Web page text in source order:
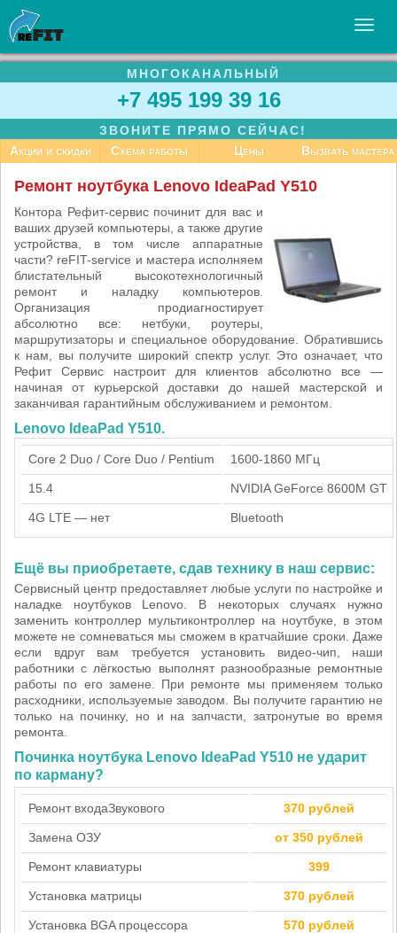
УСЛУГИ
БИЗНЕСУ
СТАТЬИ
МНОГОКАНАЛЬНЫЙ
+7 495 199 39 16
ЗВОНИТЕ ПРЯМО СЕЙЧАС!
Акции и скидки
Схема работы Цены Вызвать мастера
Ремонт ноутбука Lenovo IdeaPad Y510
Контора Рефит-сервис починит для вас и
ваших друзей компьютеры, а также другие
устройства, в том числе аппаратные
части? reFIT-service и мастера исполняем
блистательный высокотехнологичный
ремонт и наладку компьютеров.
Организация продиагностирует
абсолютно все: нетбуки, роутеры,
маршрутизаторы и специальное оборудование. Обратившись
к нам, вы получите широкий спектр услуг. Это означает, что
Рефит Сервис настроит для клиентов абсолютно все —
начиная от курьерской доставки до нашей мастерской и
заканчивая гарантийным обслуживанием и ремонтом.
Lenovo IdeaPad Y510.
Core 2 Duo / Core Duo / Pentium 1600-1860 МГц
15.4 NVIDIA GeForce 8600M GT
4G LTE — нет Bluetooth
Ещё вы приобретаете, сдав технику в наш сервис:
Сервисный центр предоставляет любые услуги по настройке и
наладке ноутбуков Lenovo. В некоторых случаях нужно
заменить контроллер мультиконтроллер на ноутбуке, в этом
можете не сомневаться мы сможем в кратчайшие сроки. Даже
если вдруг вам требуется установить видео-чип, наши
работники с лёгкостью выполнят разнообразные ремонтные
работы по его замене. При ремонте мы применяем только
расходники, используемые заводом. Вы получите гарантию не
только на починку, но и на запчасти, затронутые во время
ремонта.
Починка ноутбука Lenovo IdeaPad Y510 не ударит
по карману?
Ремонт входаЗвукового 370 рублей
Замена ОЗУ от 350 рублей
Ремонт клавиатуры 399
Установка матрицы 370 рублей
Установка BGA процессора 570 рублей